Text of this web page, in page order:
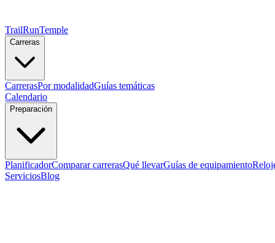
TrailRunTemple
Carreras
CarrerasPor modalidadGuías temáticas
Calendario
Preparación
PlanificadorComparar carrerasQué llevarGuías de equipamiento
ServiciosBlog